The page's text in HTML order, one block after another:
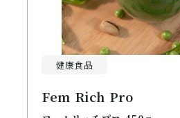
健康食品
Fem Rich Pro